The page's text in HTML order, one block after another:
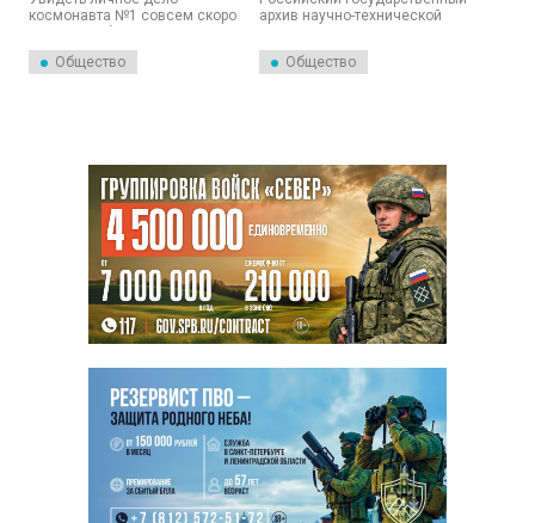
космонавта №1 совсем скоро
сможет любой читатель
Президентской библиотеки.
Общество
которой погиб Юрий
Гагарин
архив научно-технической
показал фото с места
авиакатастрофы, в которой
Общество